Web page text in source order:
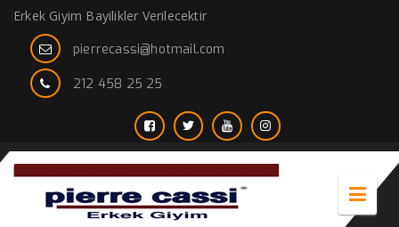
Erkek Giyim Bayilikler Verilecektir
pierrecassi@hotmail.com
212 458 25 25